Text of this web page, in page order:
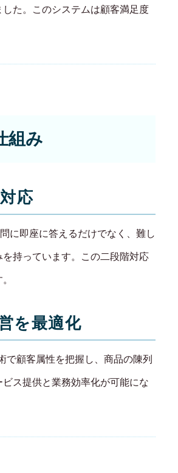
た。このシステムは顧客満足度
組み
応
に即座に答えるだけでなく、難し
持っています。この二段階対応
を最適化
で顧客属性を把握し、商品の陳列
ス提供と業務効率化が可能にな